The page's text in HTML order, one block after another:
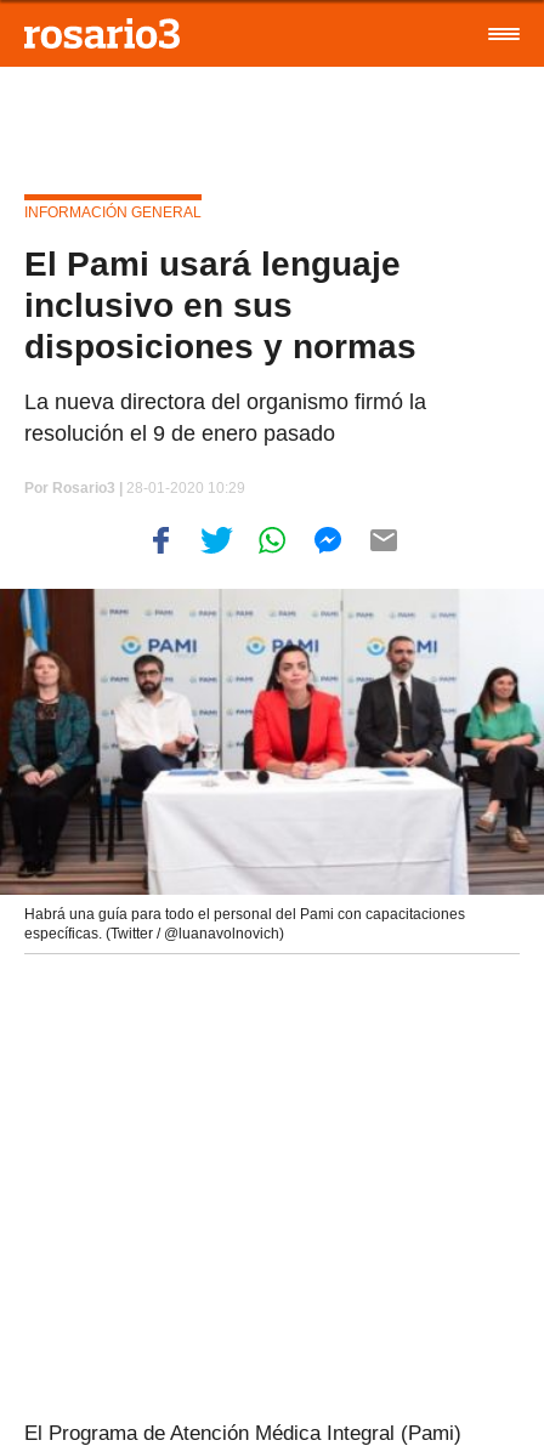
INFORMACIÓN GENERAL
El Pami usará lenguaje
inclusivo en sus
disposiciones y normas
La nueva directora del organismo firmó la
resolución el 9 de enero pasado
Por Rosario3 | 28-01-2020 10:29
Habrá una guía para todo el personal del Pami con capacitaciones
específicas. (Twitter / @luanavolnovich)
El Programa de Atención Médica Integral (Pami)